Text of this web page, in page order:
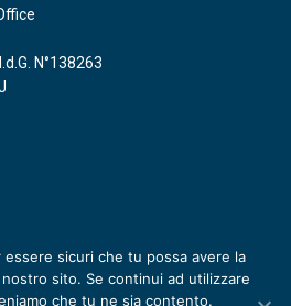
N°138263
essere sicuri che tu possa avere la
sito. Se continui ad utilizzare
che tu ne sia contento.